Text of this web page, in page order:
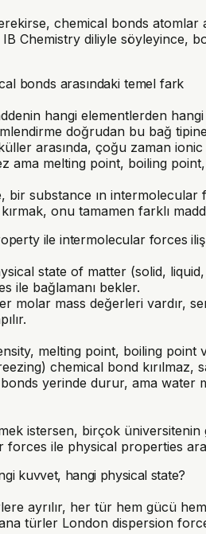
chemical bonds atomlar
IB Chemistry diliyle söyleyince,
bonds arasındaki temel fark
hangi elementlerden
doğrudan bu bağ tipine
arasında, çoğu zaman
ama melting point, boiling
bir substance ın
onu tamamen farklı
ile intermolecular forces
state of matter (solid,
ile bağlamanı bekler.
molar mass değerleri vardır,
melting point, boiling point
chemical bond kırılmaz,
yerinde durur, ama water
istersen, birçok
forces ile physical properties
kuvvet, hangi physical state?
ayrılır, her tür hem gücü
türler London dispersion